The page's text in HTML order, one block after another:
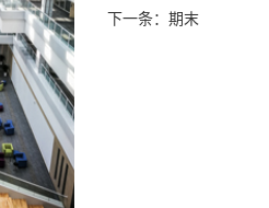
下一条： 期末